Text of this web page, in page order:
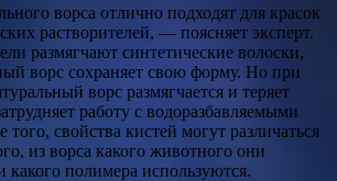
ворса отлично подходят для красок
растворителей, — поясняет эксперт.
размягчают синтетические волоски,
ворс сохраняет свою форму. Но при
ворс размягчается и теряет
работу с водоразбавляемыми
свойства кистей могут различаться
из ворса какого животного они
какого полимера используются.